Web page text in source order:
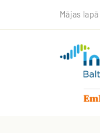
galveno
Mājas